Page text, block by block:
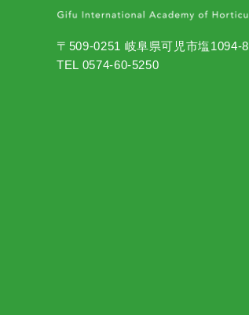
〒509-0251 岐阜県可児市塩1094-8
TEL 0574-60-5250